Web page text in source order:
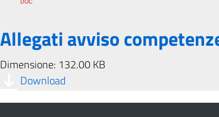
Allegati avviso
Dimensione: 132.00 KB
Download